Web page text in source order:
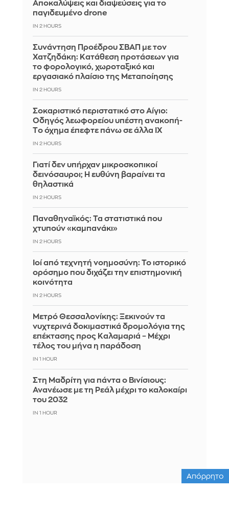
Αποκαλύψεις και διαψεύσεις για το
παγιδευμένο drone
IN 2 HOURS
Συνάντηση Προέδρου ΣΒΑΠ με τον
Χατζηδάκη: Κατάθεση προτάσεων για
το φορολογικό, χωροταξικό και
εργασιακό πλαίσιο της Μεταποίησης
IN 2 HOURS
Σοκαριστικό περιστατικό στο Αίγιο:
Οδηγός λεωφορείου υπέστη ανακοπή-
Tο όχημα έπεφτε πάνω σε άλλα ΙΧ
IN 2 HOURS
Γιατί δεν υπήρχαν μικροσκοπικοί
δεινόσαυροι; Η ευθύνη βαραίνει τα
θηλαστικά
IN 2 HOURS
Παναθηναϊκός: Τα στατιστικά που
χτυπούν «καμπανάκι»
IN 2 HOURS
Ιοί από τεχνητή νοημοσύνη: Το ιστορικό
ορόσημο που διχάζει την επιστημονική
κοινότητα
IN 2 HOURS
Μετρό Θεσσαλονίκης: Ξεκινούν τα
νυχτερινά δοκιμαστικά δρομολόγια της
επέκτασης προς Καλαμαριά – Μέχρι
τέλος του μήνα η παράδοση
IN 1 HOUR
Στη Μαδρίτη για πάντα ο Βινίσιους:
Ανανέωσε με τη Ρεάλ μέχρι το καλοκαίρι
του 2032
IN 1 HOUR
Απόρρητο